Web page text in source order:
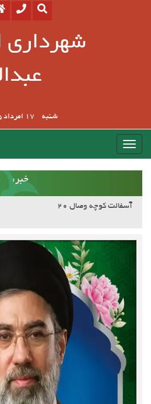
شهرداری
شنبه 17 امرداد 1405
:خبر
آسفالت کوچه وصال ۲۰